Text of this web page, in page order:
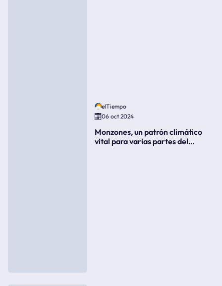
elTiempo
06 oct 2024
Monzones, un patrón climático
vital para varias partes del